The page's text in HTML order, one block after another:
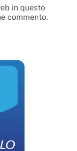
in questo
commento.